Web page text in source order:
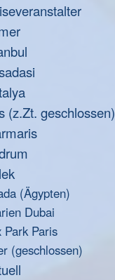
(z.Zt. geschlossen)
(Ägypten)
Dubai
Park Paris
(geschlossen)